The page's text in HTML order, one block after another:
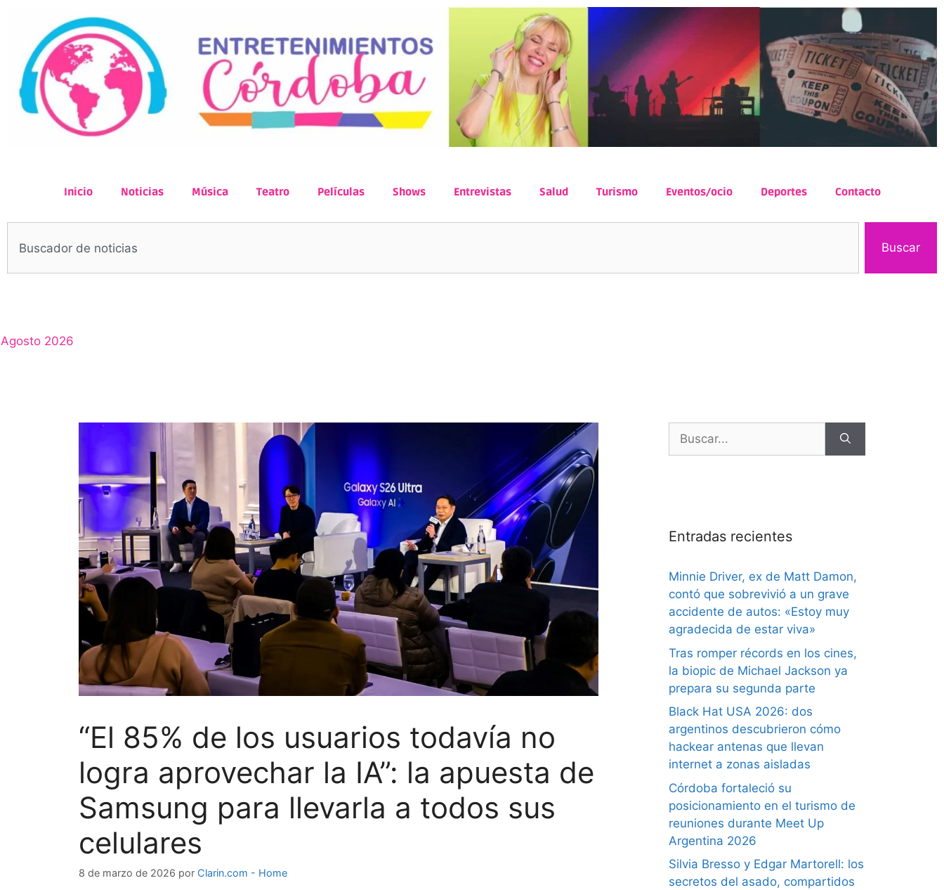
Inicio Noticias Música Teatro Películas Shows Entrevistas Salud Turismo Eventos/ocio Deportes Contacto
Buscar
Agosto 2026
“El 85% de los usuarios todavía no
logra aprovechar la IA”: la apuesta de
Samsung para llevarla a todos sus
celulares
8 de marzo de 2026 por Clarin.com - Home
Entradas recientes
Minnie Driver, ex de Matt Damon,
contó que sobrevivió a un grave
accidente de autos: «Estoy muy
agradecida de estar viva»
Tras romper récords en los cines,
la biopic de Michael Jackson ya
prepara su segunda parte
Black Hat USA 2026: dos
argentinos descubrieron cómo
hackear antenas que llevan
internet a zonas aisladas
Córdoba fortaleció su
posicionamiento en el turismo de
reuniones durante Meet Up
Argentina 2026
Silvia Bresso y Edgar Martorell: los
secretos del asado, compartidos